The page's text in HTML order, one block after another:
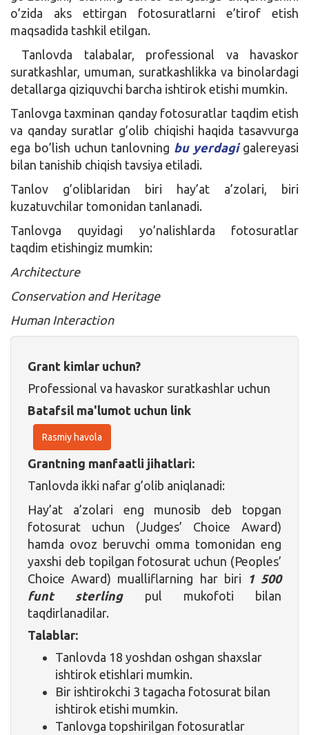
o’zida aks ettirgan fotosuratlarni e’tirof etish
maqsadida tashkil etilgan.
Tanlovda talabalar, professional va havaskor
suratkashlar, umuman, suratkashlikka va binolardagi
detallarga qiziquvchi barcha ishtirok etishi mumkin.
Tanlovga taxminan qanday fotosuratlar taqdim etish
va qanday suratlar g’olib chiqishi haqida tasavvurga
ega bo’lish uchun tanlovning bu yerdagigalereyasi
bilan tanishib chiqish tavsiya etiladi.
Tanlov g’oliblaridan biri hay’at a’zolari, biri
kuzatuvchilar tomonidan tanlanadi.
Tanlovga quyidagi yo’nalishlarda fotosuratlar
taqdim etishingiz mumkin:
Architecture
Conservation and Heritage
Human Interaction
Grant kimlar uchun?
Professional va havaskor suratkashlar uchun
Batafsil ma'lumot uchun link
Rasmiy havola
Grantning manfaatli jihatlari:
Tanlovda ikki nafar g’olib aniqlanadi:
Hay’at a’zolari eng munosib deb topgan
fotosurat uchun (Judges’ Choice Award)
hamda ovoz beruvchi omma tomonidan eng
yaxshi deb topilgan fotosurat uchun (Peoples’
Choice Award) mualliflarning har biri
1 500
funt sterling pul mukofoti bilan
taqdirlanadilar.
Talablar:
Tanlovda 18 yoshdan oshgan shaxslar
ishtirok etishlari mumkin.
Bir ishtirokchi 3 tagacha fotosurat bilan
ishtirok etishi mumkin.
Tanlovga topshirilgan fotosuratlar